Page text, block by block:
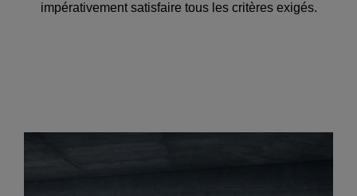
impérativement satisfaire tous les critères exigés.